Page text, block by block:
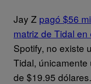
Jay Z pagó $56
matriz de Tidal en
Spotify, no existe
Tidal,
de $19.95